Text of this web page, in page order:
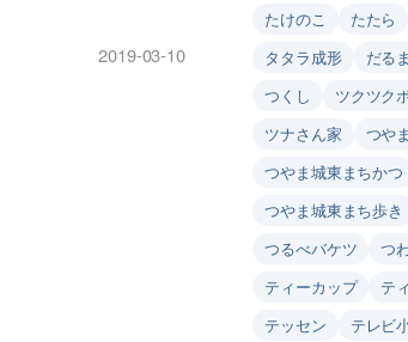
2019-03-10
たけのこ
たたら
タタラ成形
だる
つくし
ツクツク
ツナさん家
つや
つやま城東まちかつ
つやま城東まち歩き
つるべバケツ
つ
ティーカップ
テ
テッセン
テレビ